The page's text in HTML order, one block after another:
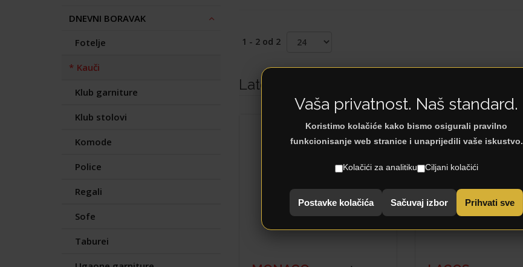
DNEVNI BORAVAK
Fotelje
Kauči
Klub garniture
Klub stolovi
Komode
Police
Regali
Sofe
Taburei
1 - 2 od 2
Latest Products
Vaša privatnost. Naš standard.
Koristimo kolačiće kako bismo osigurali pravilno
funkcionisanje web stranice i unaprijedili vaše iskustvo.
Kolačići za analitiku Ciljani kolačići
Postavke kolačića Sačuvaj izbor Prihvati sve